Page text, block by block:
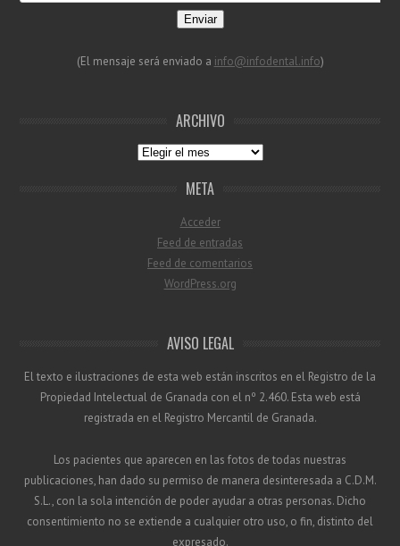
Enviar
(El mensaje será enviado a info@infodental.info)
ARCHIVO
Archivo
META
Acceder
Feed de entradas
Feed de comentarios
WordPress.org
AVISO LEGAL
El texto e ilustraciones de esta web están inscritos en el Registro de la
Propiedad Intelectual de Granada con el nº 2.460. Esta web está
registrada en el Registro Mercantil de Granada.
Los pacientes que aparecen en las fotos de todas nuestras
publicaciones, han dado su permiso de manera desinteresada a C.D.M.
S.L., con la sola intención de poder ayudar a otras personas. Dicho
consentimiento no se extiende a cualquier otro uso, o fin, distinto del
expresado.